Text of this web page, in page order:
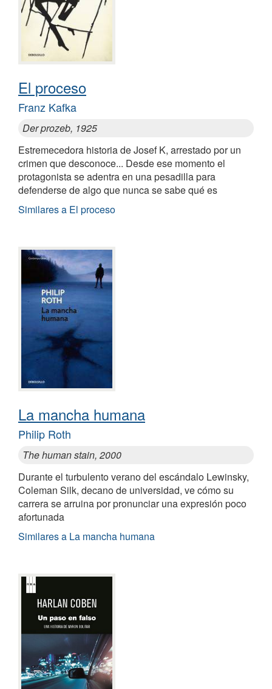
El proceso
Franz Kafka
Der prozeb, 1925
Estremecedora historia de Josef K, arrestado por un
crimen que desconoce... Desde ese momento el
protagonista se adentra en una pesadilla para
defenderse de algo que nunca se sabe qué es
Similares a El proceso
La mancha humana
Philip Roth
The human stain, 2000
Durante el turbulento verano del escándalo Lewinsky,
Coleman Silk, decano de universidad, ve cómo su
carrera se arruina por pronunciar una expresión poco
afortunada
Similares a La mancha humana